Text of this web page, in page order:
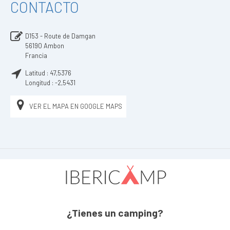
CONTACTO
D153 - Route de Damgan
56190 Ambon
Francia
Latitud : 47,5376
Longitud : -2,5431
VER EL MAPA EN GOOGLE MAPS
¿Tienes un camping?